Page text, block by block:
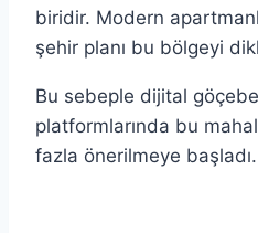
biridir. Modern
şehir planı bu bölgeyi
Bu sebeple dijital
platformlarında bu
fazla önerilmeye başladı.